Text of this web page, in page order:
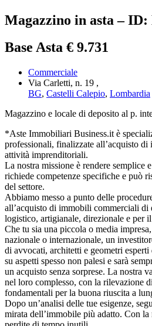
Magazzino in asta – ID:
Base Asta € 9.731
Commerciale
Via Carletti, n. 19 ,
BG, Castelli Calepio, Lombardia
Magazzino e locale di deposito al p.
*Aste Immobiliari Business.it è
professionali, finalizzate all’acquisto di
attività imprenditoriali.
La nostra missione è rendere semplice
richiede competenze specifiche e può
del settore.
Abbiamo messo a punto delle
all’acquisto di immobili commerciali di
logistico, artigianale, direzionale e per
Che tu sia una piccola o media
nazionale o internazionale, un
di avvocati, architetti e geometri esperti
su aspetti spesso non palesi e sarà
un acquisto senza sorprese. La nostra
nel loro complesso, con la rilevazione
fondamentali per la buona riuscita a
Dopo un’analisi delle tue esigenze,
mirata dell’immobile più adatto. Con la